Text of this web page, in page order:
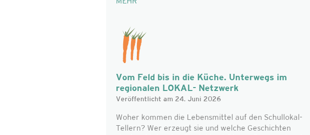
Vom Feld bis in die Küche. Unterwegs im
regionalen LOKAL- Netzwerk
Veröffentlicht am 24. Juni 2026
Woher kommen die Lebensmittel auf den Schullokal-
Tellern? Wer erzeugt sie und welche Geschichten